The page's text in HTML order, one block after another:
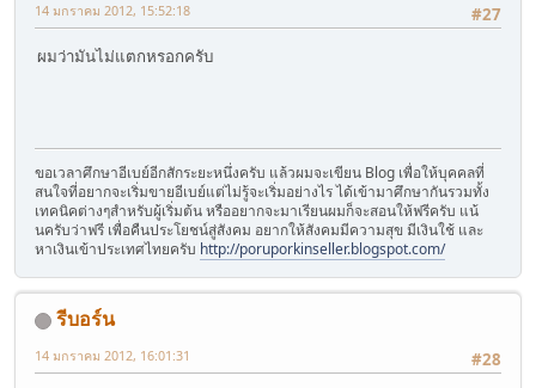
#27
14 มกราคม 2012, 15:52:18
ผมว่ามันไม่แตกหรอกครับ
ขอเวลาศึกษาอีเบย์อีกสักระยะหนึ่งครับ แล้วผมจะเขียน Blog เพื่อให้บุคคลที่
สนใจที่อยากจะเริ่มขายอีเบย์แต่ไม่รู้จะเริ่มอย่างไร ได้เข้ามาศึกษากันรวมทั้ง
เทคนิคต่างๆสำหรับผู้เริ่มต้น หรืออยากจะมาเรียนผมก็จะสอนให้ฟรีครับ แน้
นครับว่าฟรี เพื่อคืนประโยชน์สู่สังคม อยากให้สังคมมีความสุข มีเงินใช้ และ
หาเงินเข้าประเทศไทยครับ http://poruporkinseller.blogspot.com/
รีบอร์น
#28
14 มกราคม 2012, 16:01:31